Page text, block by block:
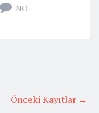
NO
Önceki Kayıtlar →